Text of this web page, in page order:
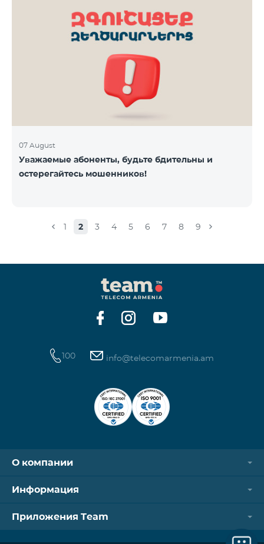
07 August
Уважаемые абоненты, будьте бдительны и
остерегайтесь мошенников!
1 2 3 4 5 6 7 8 9
100 info@telecomarmenia.am
О компании
Информация
Приложения Team